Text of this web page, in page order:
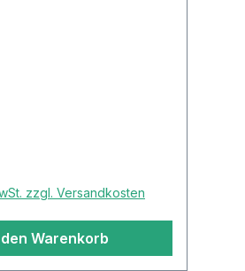
zzgl. Versandkosten
Warenkorb